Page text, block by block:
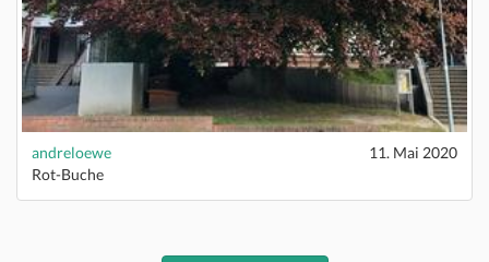
andreloewe
11. Mai 2020
Rot-Buche